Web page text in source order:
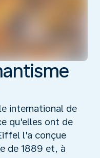
international de
qu'elles ont de
l'a conçue
de 1889 et, à